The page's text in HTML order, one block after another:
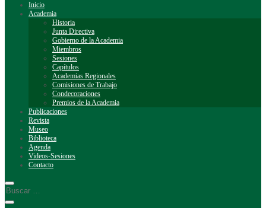
Inicio
Academia
Historia
Junta Directiva
Gobierno de la Academia
Miembros
Sesiones
Capítulos
Academias Regionales
Comisiones de Trabajo
Condecoraciones
Premios de la Academia
Publicaciones
Revista
Museo
Biblioteca
Agenda
Videos-Sesiones
Contacto